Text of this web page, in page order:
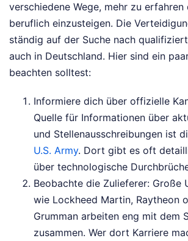
verschiedene Wege, mehr zu
beruflich einzusteigen. Die
ständig auf der Suche nach
auch in Deutschland. Hier sind ein
beachten solltest:
Informiere dich über offizielle
Quelle für Informationen über
und Stellenausschreibungen ist
U.S. Army. Dort gibt es oft
über technologische
Beobachte die Zulieferer: Große
wie Lockheed Martin, Raytheon
Grumman arbeiten eng mit dem
zusammen. Wer dort Karriere